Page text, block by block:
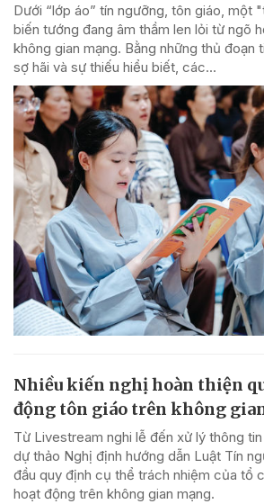
Dưới “lớp áo” tín ngưỡng, tôn giáo, một
biến tướng đang âm thầm len lỏi từ ngõ
không gian mạng. Bằng những thủ đoạn
sợ hãi và sự thiếu hiểu biết, các...
Nhiều kiến nghị hoàn thiện
động tôn giáo trên không
Từ Livestream nghi lễ đến xử lý thông
dự thảo Nghị định hướng dẫn Luật Tín
đầu quy định cụ thể trách nhiệm của tổ
hoạt động trên không gian mạng.